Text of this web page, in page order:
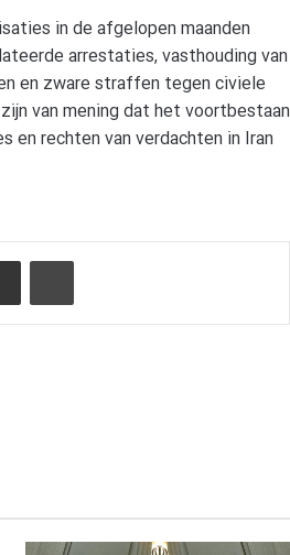
in de afgelopen maanden
arrestaties, vasthouding van
en zware straffen tegen civiele
van mening dat het voortbestaan
en rechten van verdachten in Iran
Delen via e-mail Afdrukken